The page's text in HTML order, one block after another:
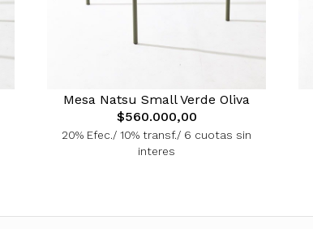
Mesa Natsu Small Verde Oliva
$560.000,00
20% Efec./ 10% transf./ 6 cuotas sin
interes